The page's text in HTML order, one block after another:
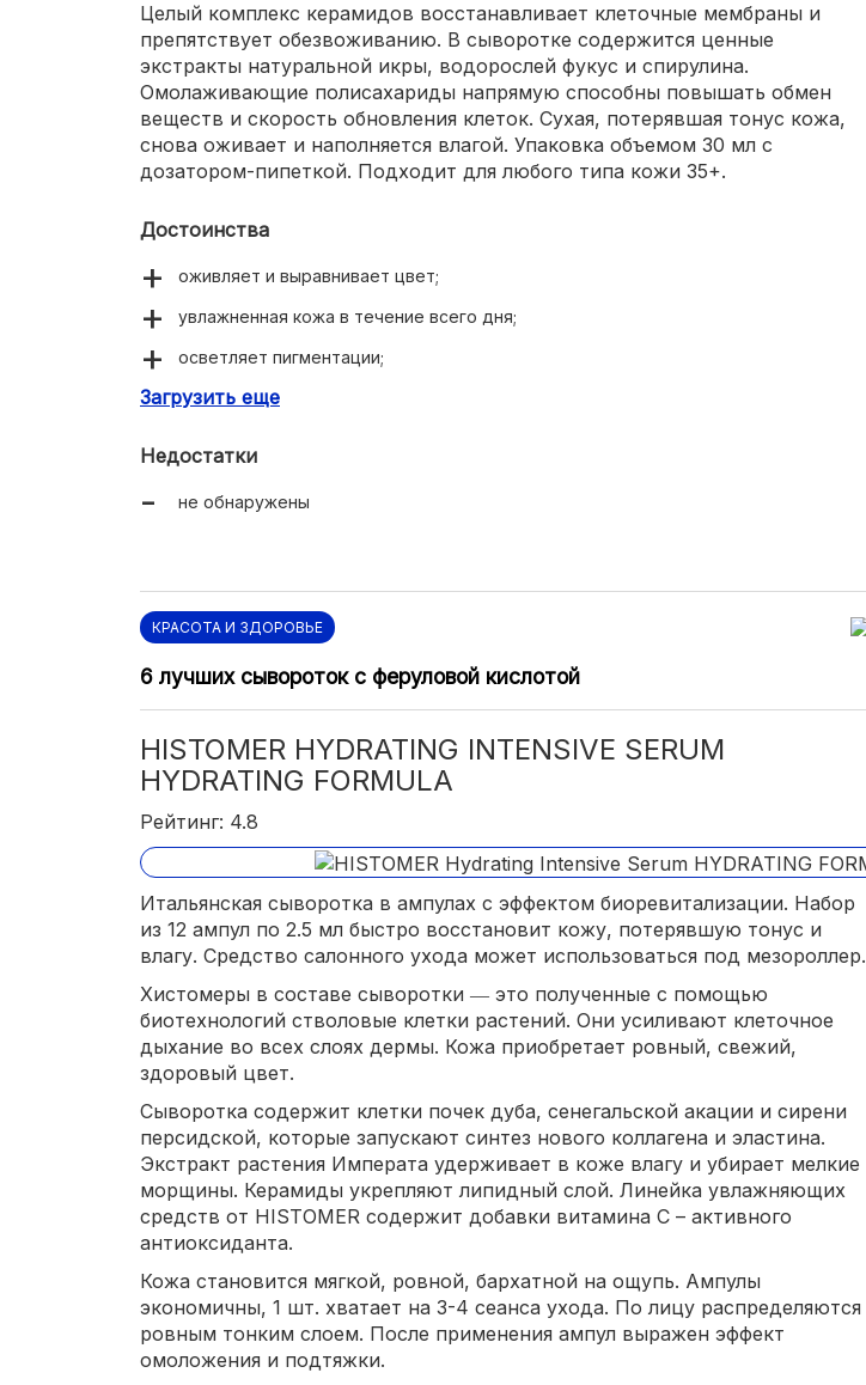
Целый комплекс керамидов восстанавливает клеточные мембраны и
препятствует обезвоживанию. В сыворотке содержится ценные
экстракты натуральной икры, водорослей фукус и спирулина.
Омолаживающие полисахариды напрямую способны повышать обмен
веществ и скорость обновления клеток. Сухая, потерявшая тонус кожа,
снова оживает и наполняется влагой. Упаковка объемом 30 мл с
дозатором-пипеткой. Подходит для любого типа кожи 35+.
Достоинства
оживляет и выравнивает цвет;
увлажненная кожа в течение всего дня;
осветляет пигментации;
разглаживает морщины;
Загрузить еще
Недостатки
не обнаружены
КРАСОТА И ЗДОРОВЬЕ
6 лучших сывороток с феруловой кислотой
HISTOMER HYDRATING INTENSIVE SERUM
HYDRATING FORMULA
Рейтинг: 4.8
Итальянская сыворотка в ампулах с эффектом биоревитализации. Набор
из 12 ампул по 2.5 мл быстро восстановит кожу, потерявшую тонус и
влагу. Средство салонного ухода может использоваться под мезороллер.
Хистомеры в составе сыворотки ― это полученные с помощью
биотехнологий стволовые клетки растений. Они усиливают клеточное
дыхание во всех слоях дермы. Кожа приобретает ровный, свежий,
здоровый цвет.
Сыворотка содержит клетки почек дуба, сенегальской акации и сирени
персидской, которые запускают синтез нового коллагена и эластина.
Экстракт растения Императа удерживает в коже влагу и убирает мелкие
морщины. Керамиды укрепляют липидный слой. Линейка увлажняющих
средств от HISTOMER содержит добавки витамина С – активного
антиоксиданта.
Кожа становится мягкой, ровной, бархатной на ощупь. Ампулы
экономичны, 1 шт. хватает на 3-4 сеанса ухода. По лицу распределяются
ровным тонким слоем. После применения ампул выражен эффект
омоложения и подтяжки.